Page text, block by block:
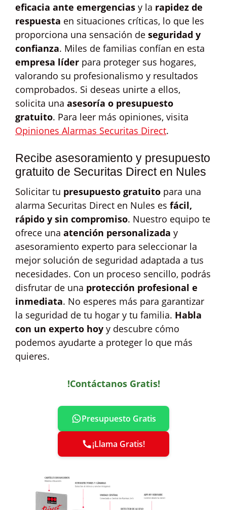
eficacia ante emergencias y la rapidez de
respuesta en situaciones críticas, lo que les
proporciona una sensación de seguridad y
confianza. Miles de familias confían en esta
empresa líder para proteger sus hogares,
valorando su profesionalismo y resultados
comprobados. Si deseas unirte a ellos,
solicita una asesoría o presupuesto
gratuito. Para leer más opiniones, visita
Opiniones Alarmas Securitas Direct.
Recibe asesoramiento y presupuesto
gratuito de Securitas Direct en Nules
Solicitar tu presupuesto gratuito para una
alarma Securitas Direct en Nules es fácil,
rápido y sin compromiso. Nuestro equipo te
ofrece una atención personalizada y
asesoramiento experto para seleccionar la
mejor solución de seguridad adaptada a tus
necesidades. Con un proceso sencillo, podrás
disfrutar de una protección profesional e
inmediata. No esperes más para garantizar
la seguridad de tu hogar y tu familia. Habla
con un experto hoy y descubre cómo
podemos ayudarte a proteger lo que más
quieres.
!Contáctanos Gratis!
Presupuesto Gratis
¡Llama Gratis!